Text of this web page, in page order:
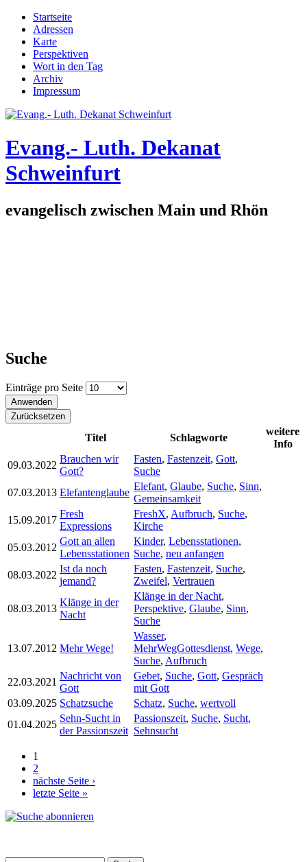
Direkt zum Inhalt
Hauptmenü
Startseite
Adressen
Karte
Perspektiven
Wort in den Tag
Archiv
Impressum
Evang.- Luth. Dekanat
Schweinfurt
evangelisch zwischen Main und Rhön
Suche
Einträge pro Seite
Titel Schlagworte
weitere
Info
09.03.2022
Brauchen wir
Gott?
Fasten, Fastenzeit, Gott,
Suche
07.03.2013 Elefantenglaube
Elefant, Glaube, Suche, Sinn,
Gemeinsamkeit
15.09.2017
Fresh
Expressions
FreshX, Aufbruch, Suche,
Kirche
05.03.2012
Gott an allen
Lebensstationen
Kinder, Lebensstationen,
Suche, neu anfangen
08.03.2022
Ist da noch
jemand?
Fasten, Fastenzeit, Suche,
Zweifel, Vertrauen
08.03.2013
Klänge in der
Nacht
Klänge in der Nacht,
Perspektive, Glaube, Sinn,
Suche
13.07.2012 Mehr Wege!
Wasser,
MehrWegGottesdienst, Wege,
Suche, Aufbruch
22.03.2021
Nachricht von
Gott
Gebet, Suche, Gott, Gespräch
mit Gott
03.09.2025 Schatzsuche Schatz, Suche, wertvoll
01.04.2025
Sehn-Sucht in
der Passionszeit
Passionszeit, Suche, Sucht,
Sehnsucht
Seiten
1
2
nächste Seite ›
letzte Seite »